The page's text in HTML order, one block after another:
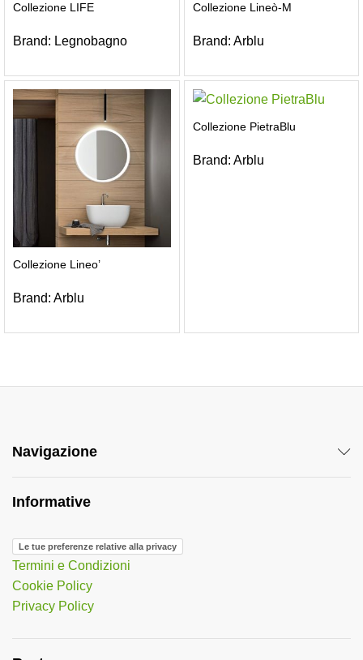
Collezione LIFE
Brand: Legnobagno
Collezione Lineò-M
Brand: Arblu
Collezione Lineo’
Brand: Arblu
Collezione PietraBlu
Brand: Arblu
Navigazione
Informative
Le tue preferenze relative alla privacy
Termini e Condizioni
Cookie Policy
Privacy Policy